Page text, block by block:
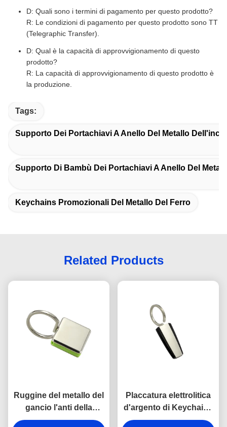
D: Quali sono i termini di pagamento per questo prodotto?
R: Le condizioni di pagamento per questo prodotto sono TT
(Telegraphic Transfer).
D: Qual è la capacità di approvvigionamento di questo
prodotto?
R: La capacità di approvvigionamento di questo prodotto è
la produzione.
Tags:
Supporto Dei Portachiavi A Anello Del Metallo
Supporto Di Bambù Dei Portachiavi A Anello Del
Keychains Promozionali Del Metallo Del Ferro
Related Products
Ruggine del metallo del
gancio l'anti della
catena chiave della
Placcatura elettrolitica
d'argento di Keychains
del portiere di plastica